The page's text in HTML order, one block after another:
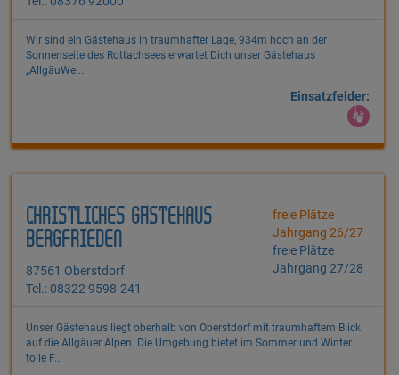
Wir sind ein Gästehaus in traumhafter Lage, 934m hoch an der
Sonnenseite des Rottachsees erwartet Dich unser Gästehaus
„AllgäuWei...
Einsatzfelder:
CHRISTLICHES GÄSTEHAUS
BERGFRIEDEN
87561 Oberstdorf
Tel.: 08322 9598-241
freie Plätze
Jahrgang 26/27
freie Plätze
Jahrgang 27/28
Unser Gästehaus liegt oberhalb von Oberstdorf mit traumhaftem Blick
auf die Allgäuer Alpen. Die Umgebung bietet im Sommer und Winter
tolle F...